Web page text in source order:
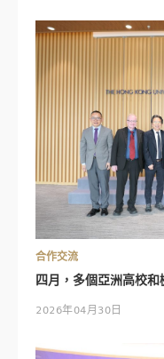
合作交流
四月，多個亞洲高校和
2026年04月30日